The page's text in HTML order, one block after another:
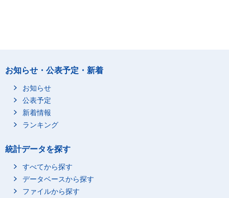
お知らせ・公表予定・新着
お知らせ
公表予定
新着情報
ランキング
統計データを探す
すべてから探す
データベースから探す
ファイルから探す